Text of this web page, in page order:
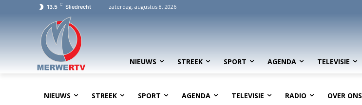
13.5 C Sliedrecht zaterdag, augustus 8, 2026
NIEUWS STREEK SPORT AGENDA TELEVISIE
NIEUWS STREEK SPORT AGENDA TELEVISIE RADIO OVER ONS